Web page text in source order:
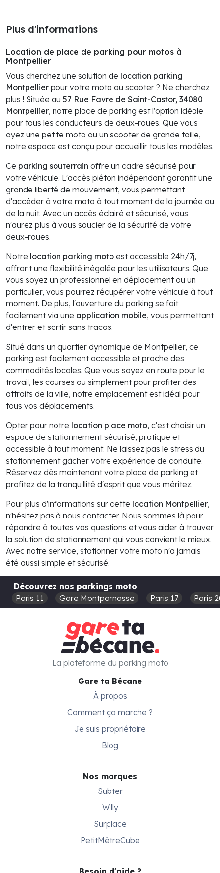
Plus d'informations
Location de place de parking pour motos à
Montpellier
Vous cherchez une solution de location parking
Montpellier pour votre moto ou scooter ? Ne cherchez
plus ! Située au 57 Rue Favre de Saint-Castor, 34080
Montpellier, notre place de parking est l'option idéale
pour tous les conducteurs de deux-roues. Que vous
ayez une petite moto ou un scooter de grande taille,
notre espace est conçu pour accueillir tous les modèles.
Ce parking souterrain offre un cadre sécurisé pour
votre véhicule. L'accès piéton indépendant garantit une
grande liberté de mouvement, vous permettant
d'accéder à votre moto à tout moment de la journée ou
de la nuit. Avec un accès éclairé et sécurisé, vous
n'aurez plus à vous soucier de la sécurité de votre
deux-roues.
Notre location parking moto est accessible 24h/7j,
offrant une flexibilité inégalée pour les utilisateurs. Que
vous soyez un professionnel en déplacement ou un
particulier, vous pourrez récupérer votre véhicule à tout
moment. De plus, l'ouverture du parking se fait
facilement via une application mobile, vous permettant
d'entrer et sortir sans tracas.
Situé dans un quartier dynamique de Montpellier, ce
parking est facilement accessible et proche des
commodités locales. Que vous soyez en route pour le
travail, les courses ou simplement pour profiter des
attraits de la ville, notre emplacement est idéal pour
tous vos déplacements.
Opter pour notre location place moto, c'est choisir un
espace de stationnement sécurisé, pratique et
accessible à tout moment. Ne laissez pas le stress du
stationnement gâcher votre expérience de conduite.
Réservez dès maintenant votre place de parking et
profitez de la tranquillité d'esprit que vous méritez.
Pour plus d'informations sur cette location Montpellier,
n'hésitez pas à nous contacter. Nous sommes là pour
répondre à toutes vos questions et vous aider à trouver
la solution de stationnement qui vous convient le mieux.
Avec notre service, stationner votre moto n'a jamais
été aussi simple et sécurisé.
Découvrez nos parkings moto
Paris 11
Gare Montparnasse Paris 17 Paris
Gare ta Bécane
À propos
Comment ça marche ?
Je suis propriétaire
Blog
Nos marques
Subter
Willy
Surplace
PetitMètreCube
Besoin d'aide ?
La plateforme du parking moto